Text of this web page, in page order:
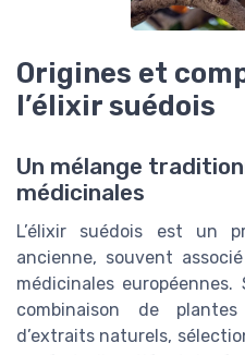
Origines et
l’élixir suédois
Un mélange
médicinales
L’élixir suédois est un
ancienne, souvent
médicinales
combinaison de
d’extraits naturels,